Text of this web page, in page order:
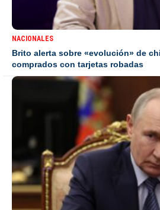
NACIONALES
Brito alerta sobre «evolución» de
comprados con tarjetas robadas